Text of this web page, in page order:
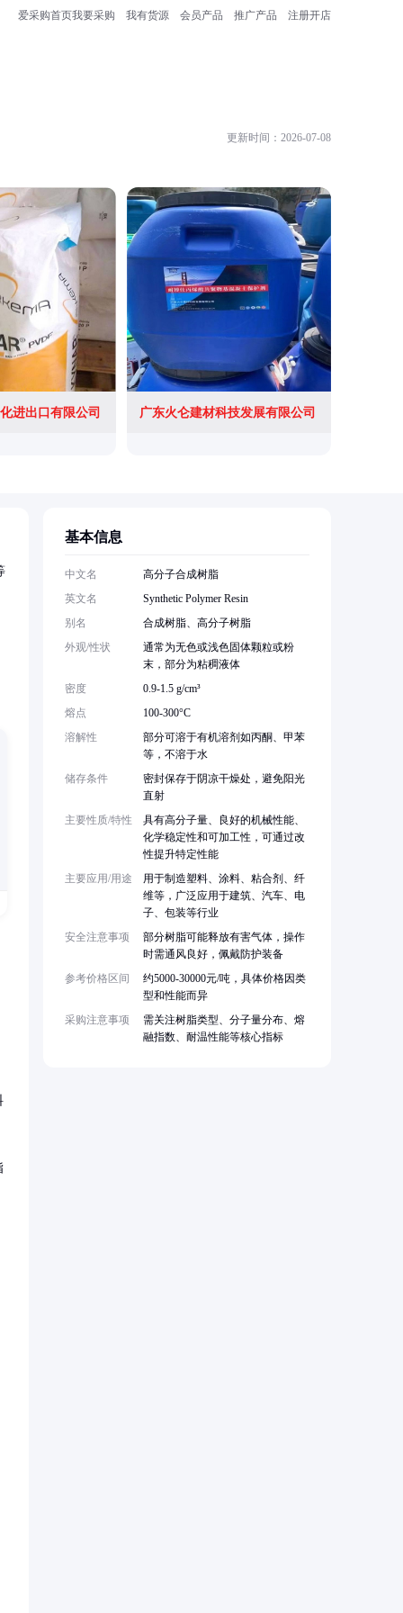
爱采购首页我要采购 我有货源 会员产品 推广产品 注册开店
更新时间：2026-07-08
进出口有限公司 广东火仑建材科技发展有限公司
基本信息
中文名
高分子合成树脂
英文名
Synthetic Polymer Resin
别名
合成树脂、高分子树脂
外观/性状
通常为无色或浅色固体颗粒或粉
末，部分为粘稠液体
密度
0.9-1.5 g/cm³
熔点
100-300°C
溶解性
部分可溶于有机溶剂如丙酮、甲苯
等，不溶于水
储存条件
密封保存于阴凉干燥处，避免阳光
直射
主要性质/特性
具有高分子量、良好的机械性能、
化学稳定性和可加工性，可通过改
性提升特定性能
主要应用/用途
用于制造塑料、涂料、粘合剂、纤
维等，广泛应用于建筑、汽车、电
子、包装等行业
安全注意事项
部分树脂可能释放有害气体，操作
时需通风良好，佩戴防护装备
参考价格区间
约5000-30000元/吨，具体价格因类
型和性能而异
采购注意事项
需关注树脂类型、分子量分布、熔
融指数、耐温性能等核心指标